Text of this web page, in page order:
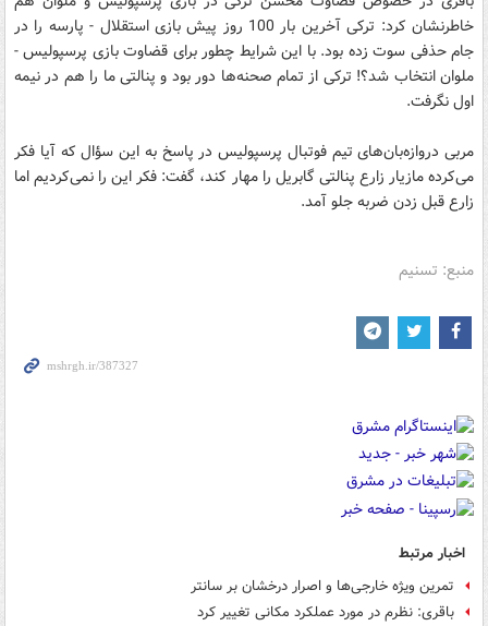
خاطرنشان کرد: ترکی آخرین بار 100 روز پیش بازی استقلال - پارسه را در
جام حذفی سوت زده بود. با این شرایط چطور برای قضاوت بازی پرسپولیس -
ملوان انتخاب شد؟! ترکی از تمام صحنه‌ها دور بود و پنالتی ما را هم در نیمه
اول نگرفت.
مربی دروازه‌بان‌های تیم فوتبال پرسپولیس در پاسخ به این سؤال که آیا فکر
می‌کرده مازیار زارع پنالتی گابریل را مهار کند، گفت: فکر این را نمی‌کردیم اما
زارع قبل زدن ضربه جلو آمد.
منبع: تسنیم
اخبار مرتبط
تمرین ویژه خارجی‌ها و اصرار درخشان بر سانتر
باقری: نظرم در مورد عملکرد مکانی تغییر کرد